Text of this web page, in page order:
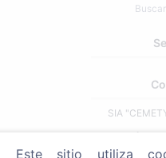
SIA
Este sitio utiliza